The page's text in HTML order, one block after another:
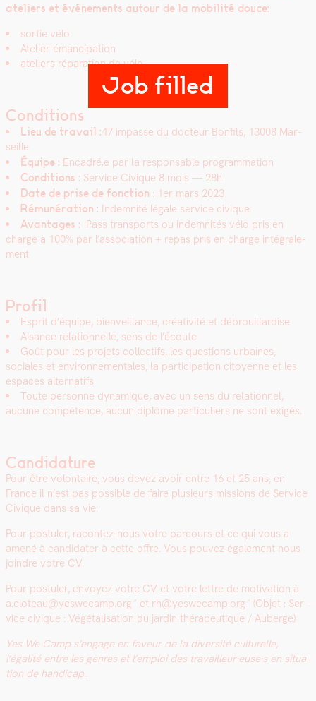
Job filled
ate­liers et événe­ments autour de la mobil­ité douce:
sor­tie vélo
Ate­lier éman­ci­pa­tion
ate­liers répa­ra­tion de vélo
Conditions
Lieu de tra­vail :47 impasse du doc­teur Bon­fils, 13008 Mar­
seille
Équipe : Encadré.e par la respon­s­able pro­gram­ma­tion
Con­di­tions : Ser­vice Civique 8 mois — 28h
Date de prise de fonc­tion : 1er mars 2023
Rémunéra­tion : Indem­nité légale ser­vice civique
Avan­tages : Pass trans­ports ou indem­nités vélo pris en
charge à 100% par l’association + repas pris en charge inté­grale­
ment
Profil
Esprit d’équipe, bien­veil­lance, créa­tiv­ité et débrouil­lardise
Aisance rela­tion­nelle, sens de l’écoute
Goût pour les pro­jets col­lec­tifs, les ques­tions urbaines,
sociales et envi­ron­nemen­tales, la par­tic­i­pa­tion citoyenne et les
espaces alter­nat­ifs
Toute per­son­ne dynamique, avec un sens du rela­tion­nel,
aucune com­pé­tence, aucun diplôme par­ti­c­uliers ne sont exigés.
Candidature
Pour être volon­taire, vous devez avoir entre 16 et 25 ans, en
France il n’est pas pos­si­ble de faire plusieurs mis­sions de Ser­vice
Civique dans sa vie.
Pour pos­tuler, racon­tez-nous votre par­cours et ce qui vous a
amené à can­di­dater à cette offre. Vous pou­vez égale­ment nous
join­dre votre CV.
Pour pos­tuler, envoyez votre CV et votre let­tre de moti­va­tion à
a.cloteau@yeswecamp.org
et rh@yeswecamp.org (Objet : Ser­
vice civique : Végé­tal­i­sa­tion du jardin thérapeu­tique / Auberge)
Yes We Camp s’engage en faveur de la diver­sité cul­turelle,
l’égalité entre les gen­res et l’emploi des travailleur·euse·s en sit­u­a­
tion de hand­i­cap..